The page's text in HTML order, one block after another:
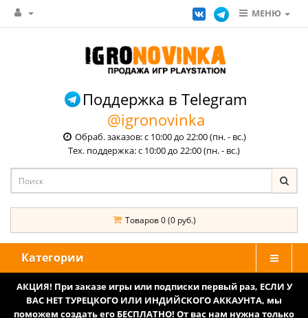
МЕНЮ
Поддержка в Telegram
@igronovinka
Обраб. заказов: с 10:00 до 22:00 (пн. - вс.)
Тех. поддержка: с 10:00 до 22:00 (пн. - вс.)
Товаров 0 (0 руб.)
Категории
АКЦИЯ! При заказе игры или подписки первый раз, ЕСЛИ У
ВАС НЕТ ТУРЕЦКОГО ИЛИ ИНДИЙСКОГО АККАУНТА, мы
поможем создать его БЕСПЛАТНО! От вас нам нужна только